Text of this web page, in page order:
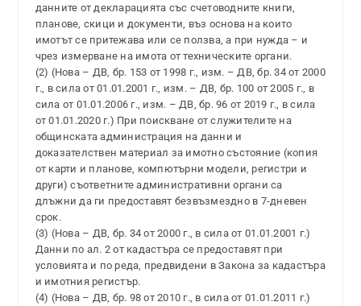
данните от декларацията със счетоводните книги,
планове, скици и документи, въз основа на които
имотът се притежава или се ползва, а при нужда – и
чрез измерване на имота от техническите органи.
(2) (Нова – ДВ, бр. 153 от 1998 г., изм. – ДВ, бр. 34 от 2000
г., в сила от 01.01.2001 г., изм. – ДВ, бр. 100 от 2005 г., в
сила от 01.01.2006 г., изм. – ДВ, бр. 96 от 2019 г., в сила
от 01.01.2020 г.) При поискване от служителите на
общинската администрация на данни и
доказателствен материал за имотно състояние (копия
от карти и планове, компютърни модели, регистри и
други) съответните административни органи са
длъжни да ги предоставят безвъзмездно в 7-дневен
срок.
(3) (Нова – ДВ, бр. 34 от 2000 г., в сила от 01.01.2001 г.)
Данни по ал. 2 от кадастъра се предоставят при
условията и по реда, предвидени в Закона за кадастъра
и имотния регистър.
(4) (Нова – ДВ, бр. 98 от 2010 г., в сила от 01.01.2011 г.)